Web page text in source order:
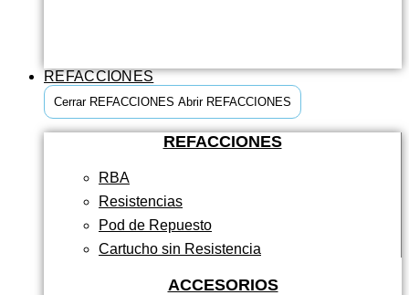
REFACCIONES
Cerrar REFACCIONES Abrir REFACCIONES
REFACCIONES
RBA
Resistencias
Pod de Repuesto
Cartucho sin Resistencia
ACCESORIOS